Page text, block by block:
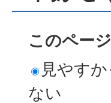
このペー
見やすか
ない